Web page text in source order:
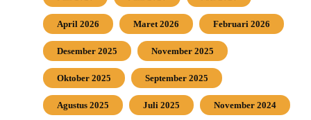
April 2026 Maret 2026 Februari 2026
Desember 2025 November 2025
Oktober 2025 September 2025
Agustus 2025 Juli 2025 November 2024